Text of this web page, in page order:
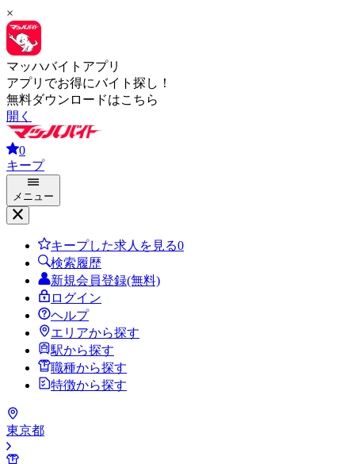
×
マッハバイトアプリ
アプリでお得にバイト探し！
無料ダウンロードはこちら
開く
0
キープ
メニュー
キープした求人を見る0
検索履歴
新規会員登録(無料)
ログイン
ヘルプ
エリアから探す
駅から探す
職種から探す
特徴から探す
東京都